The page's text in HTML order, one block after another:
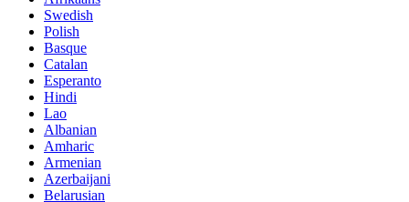
Swedish
Polish
Basque
Catalan
Esperanto
Hindi
Lao
Albanian
Amharic
Armenian
Azerbaijani
Belarusian